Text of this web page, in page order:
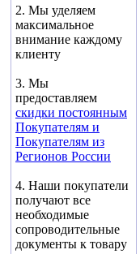
2. Мы уделяем
максимальное
внимание каждому
клиенту
3. Мы
предоставляем
скидки постоянным
Покупателям и
Покупателям из
Регионов России
4. Наши покупатели
получают все
необходимые
сопроводительные
документы к товару